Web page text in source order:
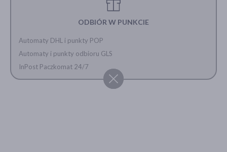
ODBIÓR W PUNKCIE
Automaty DHL i punkty POP
Automaty i punkty odbioru GLS
InPost Paczkomat 24/7